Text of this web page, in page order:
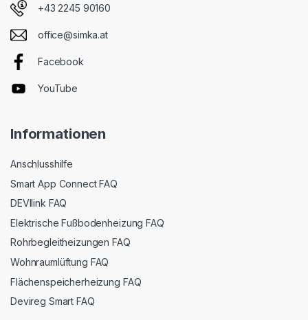
+43 2245 90160
office@simka.at
Facebook
YouTube
Informationen
Anschlusshilfe
Smart App Connect FAQ
DEVIlink FAQ
Elektrische Fußbodenheizung FAQ
Rohrbegleitheizungen FAQ
Wohnraumlüftung FAQ
Flächenspeicherheizung FAQ
Devireg Smart FAQ